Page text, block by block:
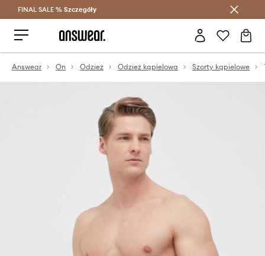
Oszczędzaj z Answear Club >
FINAL SALE % Szczegóły
Answear On Odzież Odzież kąpielowa Szorty kąpielowe